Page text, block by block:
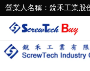
營業人名稱：銳禾工業股